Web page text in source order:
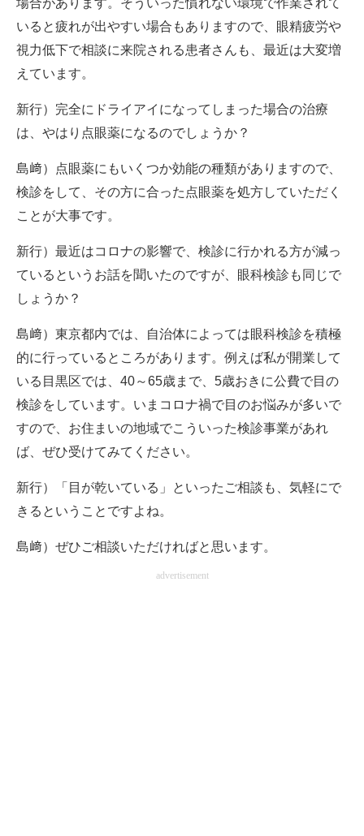
いると疲れが出やすい場合もありますので、眼精疲労や
視力低下で相談に来院される患者さんも、最近は大変増
えています。
新行）完全にドライアイになってしまった場合の治療
は、やはり点眼薬になるのでしょうか？
島﨑）点眼薬にもいくつか効能の種類がありますので、
検診をして、その方に合った点眼薬を処方していただく
ことが大事です。
新行）最近はコロナの影響で、検診に行かれる方が減っ
ているというお話を聞いたのですが、眼科検診も同じで
しょうか？
島﨑）東京都内では、自治体によっては眼科検診を積極
的に行っているところがあります。例えば私が開業して
いる目黒区では、40～65歳まで、5歳おきに公費で目の
検診をしています。いまコロナ禍で目のお悩みが多いで
すので、お住まいの地域でこういった検診事業があれ
ば、ぜひ受けてみてください。
新行）「目が乾いている」といったご相談も、気軽にで
きるということですよね。
島﨑）ぜひご相談いただければと思います。
advertisement